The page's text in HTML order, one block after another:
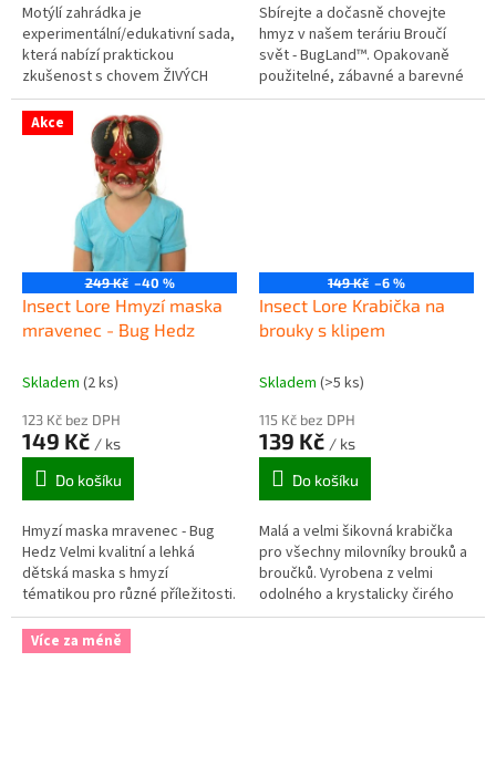
Motýlí zahrádka je
experimentální/edukativní sada,
která nabízí praktickou
zkušenost s chovem ŽIVÝCH
motýlků od housenek až po
vylíhnutí a vypuštění zpět do
přírody.
Sbírejte a dočasně chovejte
hmyz v našem teráriu Broučí
svět - BugLand™. Opakovaně
použitelné, zábavné a barevné
soukromé ostrovní terárium pro
Akce
249 Kč –40 %
Insect Lore Hmyzí maska
mravenec - Bug Hedz
Skladem (2 ks)
123 Kč bez DPH
149 Kč / ks
Do košíku
Hmyzí maska mravenec - Bug
Hedz Velmi kvalitní a lehká
dětská maska s hmyzí
tématikou pro různé příležitosti.
Maska je detailně vyvedená a
působí velmi robustně a...
149 Kč –6 %
Insect Lore Krabička na
brouky s klipem
Skladem (>5 ks)
115 Kč bez DPH
139 Kč / ks
Do košíku
Malá a velmi šikovná krabička
pro všechny milovníky brouků a
broučků. Vyrobena z velmi
odolného a krystalicky čirého
plastu. Umožňuje sledování
Více za méně